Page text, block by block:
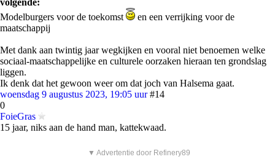
volgende:
Modelburgers voor de toekomst
en een verrijking voor de
maatschappij
Met dank aan twintig jaar wegkijken en vooral niet benoemen welke
sociaal-maatschappelijke en culturele oorzaken hieraan ten grondslag
liggen.
Ik denk dat het gewoon weer om dat joch van Halsema gaat.
woensdag 9 augustus 2023, 19:05 uur #14
0
FoieGras
15 jaar, niks aan de hand man, kattekwaad.
▼ Advertentie door Refinery89